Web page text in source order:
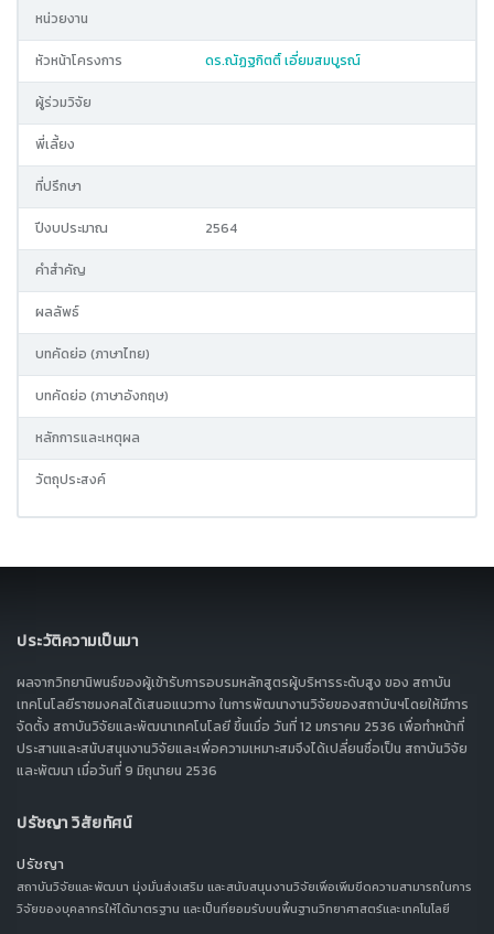
หน่วยงาน
หัวหน้าโครงการ ดร.ณัฏฐกิตติ์ เอี่ยมสมบูรณ์
ผู้ร่วมวิจัย
พี่เลี้ยง
ที่ปรึกษา
ปีงบประมาณ 2564
คำสำคัญ
ผลลัพธ์
บทคัดย่อ (ภาษาไทย)
บทคัดย่อ (ภาษาอังกฤษ)
หลักการและเหตุผล
วัตถุประสงค์
ประวัติความเป็นมา
ผลจากวิทยานิพนธ์ของผู้เข้ารับการอบรมหลักสูตรผู้บริหารระดับสูง ของ สถาบัน
เทคโนโลยีราชมงคลได้เสนอแนวทาง ในการพัฒนางานวิจัยของสถาบันฯโดยให้มีการ
จัดตั้ง สถาบันวิจัยและพัฒนาเทคโนโลยี ขึ้นเมื่อ วันที่ 12 มกราคม 2536 เพื่อทำหน้าที่
ประสานและสนับสนุนงานวิจัยและเพื่อความเหมาะสมจึงได้เปลี่ยนชื่อเป็น สถาบันวิจัย
และพัฒนา เมื่อวันที่ 9 มิถุนายน 2536
ปรัชญา วิสัยทัศน์
ปรัชญา
สถาบันวิจัยและพัฒนา มุ่งมั่นส่งเสริม และสนับสนุนงานวิจัยเพื่อเพิ่มขีดความสามารถในการ
วิจัยของบุคลากรให้ได้มาตรฐาน และเป็นที่ยอมรับบนพื้นฐานวิทยาศาสตร์และเทคโนโลยี